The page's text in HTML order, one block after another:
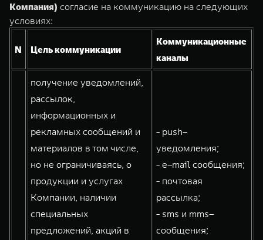
TANK 500
от 6 499 000 ₽
TANK 700
Сила признания
от 10 199 000 ₽
WEY 07
от 6 149 000 ₽
WEY 05
от 5 699 000 ₽
ПОКУПКА АВТОМОБИЛЯ
TANK Финансы
Корпоративным клиентам
TANK ФИНАНСЫ
TANK Кредит
TANK Лизинг
Сервис
Специальные предложения
Моторные масла
ЦИФРОВЫЕ СЕРВИСЫ TANK
Цифровые сервисы TANK
Подписки
Компания) согласие на коммуникацию на следующих
условиях:
N Цель коммуникации
Коммуникационные
каналы
получение уведомлений,
рассылок,
информационных и
рекламных сообщений и
материалов в том числе,
но не ограничиваясь, о
продукции и услугах
Компании, наличии
специальных
предложений, акций в
- push–
уведомления;
- e–mail сообщения;
- почтовая
рассылка;
- sms и mms–
сообщения;